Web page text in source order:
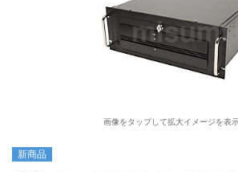
画像をタップして拡大イメージを表
新商品